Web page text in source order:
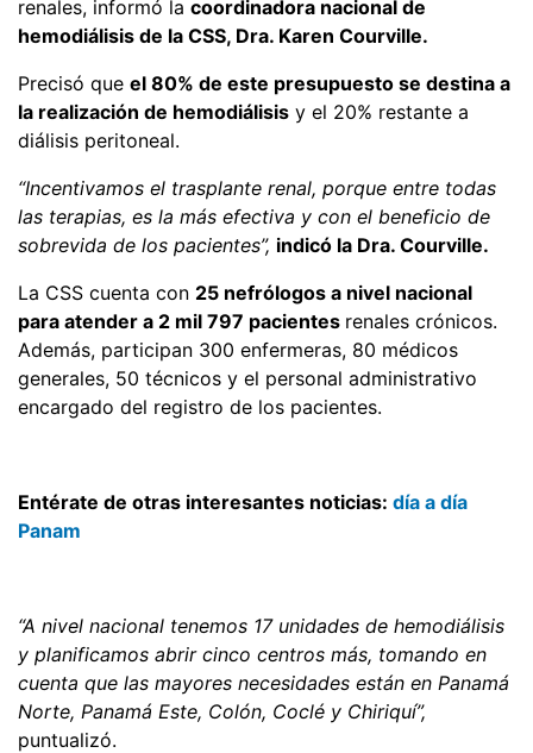
renales, informó la coordinadora nacional de
hemodiálisis de la CSS, Dra. Karen Courville.
Precisó que el 80% de este presupuesto se destina a
la realización de hemodiálisis y el 20% restante a
diálisis peritoneal.
“Incentivamos el trasplante renal, porque entre todas
las terapias, es la más efectiva y con el beneficio de
sobrevida de los pacientes”, indicó la Dra. Courville.
La CSS cuenta con 25 nefrólogos a nivel nacional
para atender a 2 mil 797 pacientes renales crónicos.
Además, participan 300 enfermeras, 80 médicos
generales, 50 técnicos y el personal administrativo
encargado del registro de los pacientes.
Entérate de otras interesantes noticias: día a día
Panam
“A nivel nacional tenemos 17 unidades de hemodiálisis
y planificamos abrir cinco centros más, tomando en
cuenta que las mayores necesidades están en Panamá
Norte, Panamá Este, Colón, Coclé y Chiriquí”,
puntualizó.